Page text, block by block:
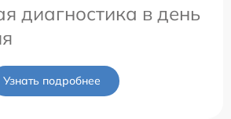
диагностика в день
Узнать подробнее